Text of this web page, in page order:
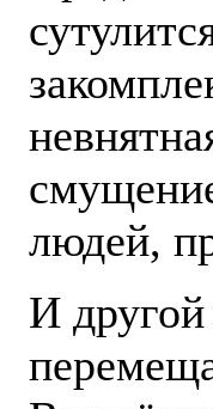
людей,
И другой